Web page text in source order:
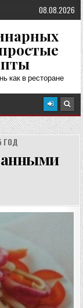
08.08.2026
как в ресторане
ГОД